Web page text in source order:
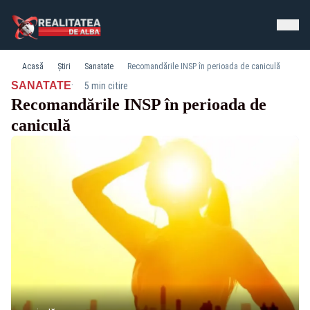
Acasă Știri Sanatate Recomandările INSP în perioada de caniculă
SANATATE· 5 min citire
Recomandările INSP în perioada de
caniculă